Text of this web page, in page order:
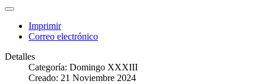
Imprimir
Correo electrónico
Detalles
Categoría: Domingo XXXIII
Creado: 21 Noviembre 2024